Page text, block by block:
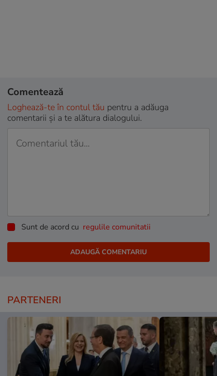
Comentează
Loghează-te în contul tău pentru a adăuga
comentarii și a te alătura dialogului.
Sunt de acord cu regulile comunitatii
PARTENERI